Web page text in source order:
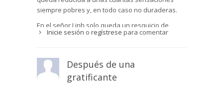
siempre pobres y, en todo caso no duraderas.
En el señor Linh solo queda un resquicio de
alegría que es la amistad. Hay alguien que le
quiere. Cuánto durará esa relación de confianza
es lo de menos, pero al menos existe. Todo lo
demás es engaño, es locura, es sueño. Y lo
mismo que le ocurre a D. Quijote, del señor Linh
Inicie sesión o regístrese para comentar
Después de una
gratificante